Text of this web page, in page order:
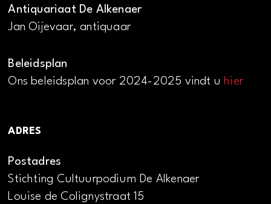
Antiquariaat De Alkenaer
Jan Oijevaar, antiquaar
Beleidsplan
Ons beleidsplan voor 2024-2025 vindt u hier
ADRES
Postadres
Stichting Cultuurpodium De Alkenaer
Louise de Colignystraat 15